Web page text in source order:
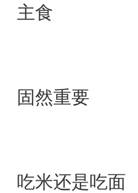
主食
固然重要
吃米还是吃面